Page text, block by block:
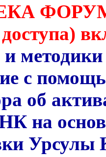
ФОРУМА
доступа)
с
об
на
Урсулы